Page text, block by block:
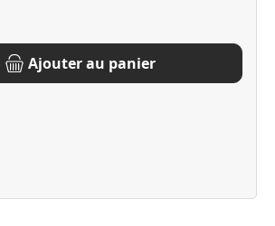
souhaitée ou utilisez les boutons pour
Ajouter au panier